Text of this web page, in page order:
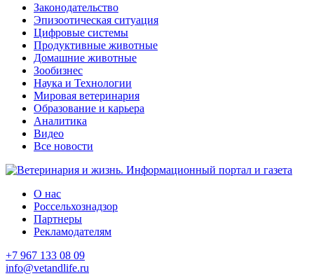
Законодательство
Эпизоотическая ситуация
Цифровые системы
Продуктивные животные
Домашние животные
Зообизнес
Наука и Технологии
Мировая ветеринария
Образование и карьера
Аналитика
Видео
Все новости
О нас
Россельхознадзор
Партнеры
Рекламодателям
+7 967 133 08 09
info@vetandlife.ru